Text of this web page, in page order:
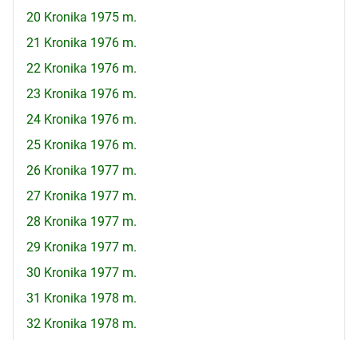
20 Kronika 1975 m.
21 Kronika 1976 m.
22 Kronika 1976 m.
23 Kronika 1976 m.
24 Kronika 1976 m.
25 Kronika 1976 m.
26 Kronika 1977 m.
27 Kronika 1977 m.
28 Kronika 1977 m.
29 Kronika 1977 m.
30 Kronika 1977 m.
31 Kronika 1978 m.
32 Kronika 1978 m.